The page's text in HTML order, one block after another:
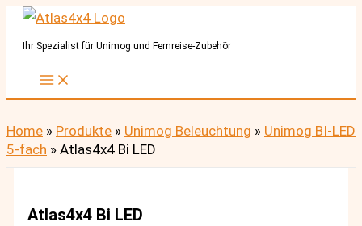
Zum
InhaltIhr Spezialist für Unimog und Fernreise-Zubehör
Home » Produkte » Unimog Beleuchtung » Unimog BI-LED
5-fach » Atlas4x4 Bi LED
Atlas4x4 Bi LED